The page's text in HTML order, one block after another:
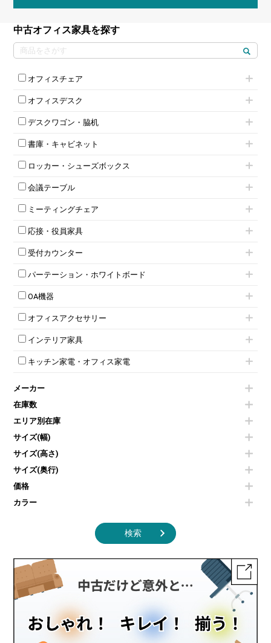
中古オフィス家具を探す
オフィスチェア
肘付きチェア
肘無しチェア
役員チェア
オフィスチェアその他
オフィスデスク
片袖机
フリーアドレスデスク（ベンチデスク）
昇降デスク
両袖机
デスクワゴン・脇机
インワゴン2段
インワゴン3段
脇机
書庫・キャビネット
ハイキャビネット
ローキャビネット
両開きキャビネット
上下連結キャビネット
軽量ラック（スチールラック）
収納家具その他
両開書庫
ラテラル書庫
ロッカー・シューズボックス
1人用ロッカー
2人用ロッカー
3人用ロッカー
5人用ロッカー
8人用ロッカー
多人数ロッカー
ダイヤル錠ロッカー
ダイヤル錠ロッカー
ワードローブ・クローゼット
会議テーブル
ミーティングテーブル
スタッキングテーブル
ネスティングテーブル
カウンターテーブル
T字脚テーブル
会議テーブルW1200～
会議テーブルW1800～
平行スタックテーブル
会議テーブルその他
ミーティングチェア
キャスター付きミーティングチェア
スタッキングミーティングチェア
テーブル付きミーティングチェア
折りたたみミーティングチェア
ハイチェア
ミーティングチェアその他
応接・役員家具
応接セット
応接ソファ
応接チェア
応接・役員家具その他
受付カウンター
ハイカウンター
ローカウンター
ラウンジカウンター
パーテーション・ホワイトボード
パーテーション
自立タイプパーテーション
パーテーションその他
壁掛けホワイトボード
ホワイトボードその他
OA機器
電話機（ビジネスフォン）
シュレッダー
スクリーン
その他OA機器
オフィスアクセサリー
チェア用台車
演台・講演台・演説台
防音パネル
コートハンガー・ポールハンガー
傘立て
食器棚・キッチンキャビネット
カタログスタンド
オフィスアクセサリーその他
インテリア家具
モールドチェア
ダイニングチェア
カウンターテーブル
センターテーブル・サイドテーブル
ベンチ・スツール
ソファ
シェルフ
ダストボックス（ゴミ箱）
インテリア家具その他
キッチン家電・オフィス家電
冷蔵庫・洗濯機
空気清浄機・加湿器
液晶テレビ・モニター類
エアコン
照明機器
掃除機
季節家電
メーカー
在庫数
エリア別在庫
サイズ(幅)
サイズ(高さ)
サイズ(奥行)
価格
カラー
検索